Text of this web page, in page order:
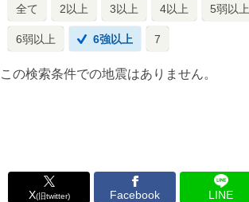
全て 2以上 3以上 4以上 5弱以上
6弱以上 6強以上 7
この検索条件での地震はありません。
X(旧twitter) Facebook LINE